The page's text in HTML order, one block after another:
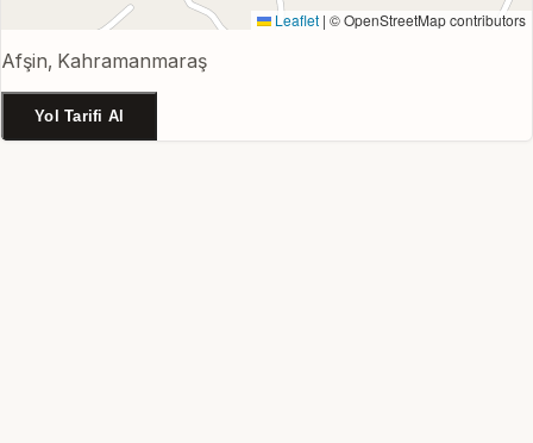
Leaflet | © OpenStreetMap contributors
Afşin, Kahramanmaraş
Yol Tarifi Al